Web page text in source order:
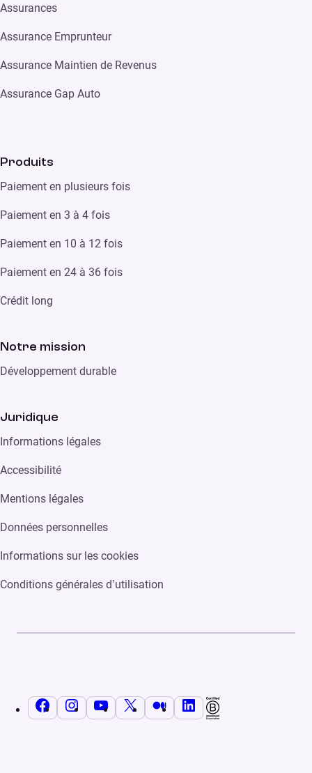
Assurances
Assurance Emprunteur
Assurance Maintien de Revenus
Assurance Gap Auto
Produits
Paiement en plusieurs fois
Paiement en 3 à 4 fois
Paiement en 10 à 12 fois
Paiement en 24 à 36 fois
Crédit long
Notre mission
Développement durable
Juridique
Informations légales
Accessibilité
Mentions légales
Données personnelles
Informations sur les cookies
Conditions générales d’utilisation
FacebookInstagramYouTube MediumLinkedIn